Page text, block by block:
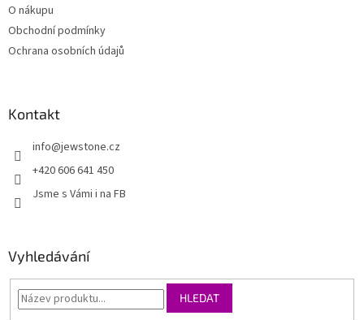
O nákupu
Obchodní podmínky
Ochrana osobních údajů
Kontakt
info@jewstone.cz
+420 606 641 450
Jsme s Vámi i na FB
Vyhledávání
HLEDAT